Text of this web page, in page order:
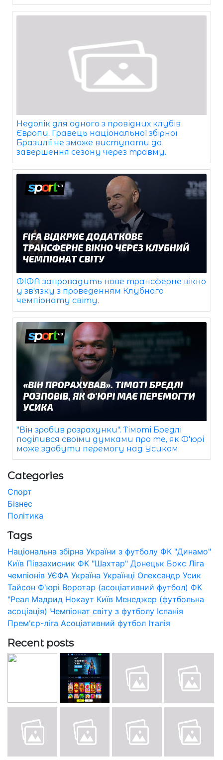
Недолік для одного з провідних клубів
Європи. Гравець національної збірної
Бразилії не зможе виступати до
завершення сезону через травму.
ФІФА запровадить нове трансферне вікно
у зв'язку з проведенням Клубного
чемпіонату світу.
"Він зробив розрахунки". Тімоті Бредлі
поділився своїми думками про те, як Ф'юрі
може здобути перемогу над Усиком.
Categories
Спорт
Бізнес
Політика
Tags
Національна збірна України з футболу ФК "Динамо"
Київ Півзахисник ФК "Шахтар" Донецьк Бокс Ліга
чемпіонів УЄФА Україна Українці Олександр Усик
Тайсон Ф'юрі Воротар (асоціативний футбол) ФК
"Реал Мадрид Нокаут Київ Менеджер (футбольна
асоціація) Чемпіонат світу з футболу Іспанія
Прем'єр-ліга Асоціативний футбол Італія
Recent posts